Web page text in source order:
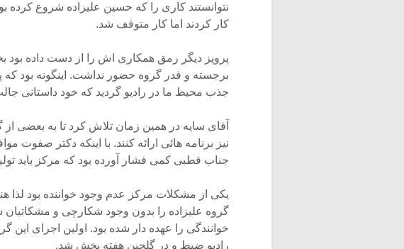
نتوانستند کاری را که حسین علیزاده شروع کرده
کار کردند اما کار متوقف شد.
پرویز دیگر رمق همکاری اش را از دست داده
برجسته و قدر گروه حضور نداشت. اینگونه بود که
جذب محیط ما در رادیو گردید که خود داستانی
آقای سایه در همین زمان تلاش کرد تا به بعضی از
نیز برنامه هائی ارائه کنند. با اینکه دکتر صفوت
جناب قطبی کمی فشار آورده بود که مرکز باید
یکی از مشکلات مرکز عدم وجود خواننده بود لذا
گروه علیزاده را بدون وجود شکارچی و
خوانندگی را عهده دار شده بود. اولین اجرای این
رادیو ضبط و در گلچین هفته پخش شد.